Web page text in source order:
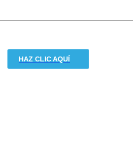
HAZ CLIC AQUÍ